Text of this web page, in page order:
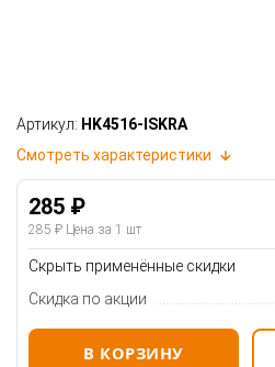
Артикул: HK4516-ISKRA
Смотреть характеристики
285 ₽
285 ₽ Цена за 1 шт
Скрыть применённые скидки
Скидка по акции
В КОРЗИНУ